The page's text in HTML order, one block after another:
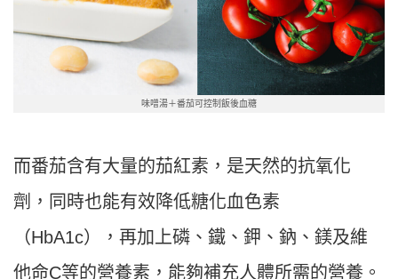
味噌湯＋番茄可控制飯後血糖
而番茄含有大量的茄紅素，是天然的抗氧化
劑，同時也能有效降低糖化血色素
（HbA1c），再加上磷、鐵、鉀、鈉、鎂及維
他命C等的營養素，能夠補充人體所需的營養。